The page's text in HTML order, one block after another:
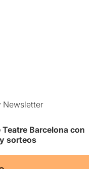
Newsletter
Barcelona con
sorteos